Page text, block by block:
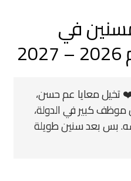
في
تخيل معايا عم حسن،
موظف كبير في الدولة،
بس بعد سنين طويلة